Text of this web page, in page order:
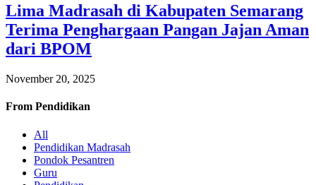
Lima Madrasah di Kabupaten Semarang
Terima Penghargaan Pangan Jajan Aman
dari BPOM
November 20, 2025
From Pendidikan
All
Pendidikan Madrasah
Pondok Pesantren
Guru